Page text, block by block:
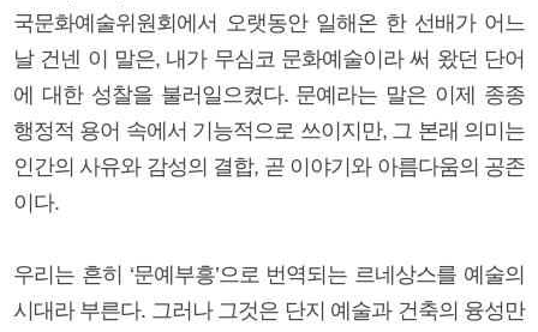
국문화예술위원회에서 오랫동안 일해온 한 선배가 어느
날 건넨 이 말은, 내가 무심코 문화예술이라 써 왔던 단어
에 대한 성찰을 불러일으켰다. 문예라는 말은 이제 종종
행정적 용어 속에서 기능적으로 쓰이지만, 그 본래 의미는
인간의 사유와 감성의 결합, 곧 이야기와 아름다움의 공존
이다.
우리는 흔히 ‘문예부흥’으로 번역되는 르네상스를 예술의
시대라 부른다. 그러나 그것은 단지 예술과 건축의 융성만